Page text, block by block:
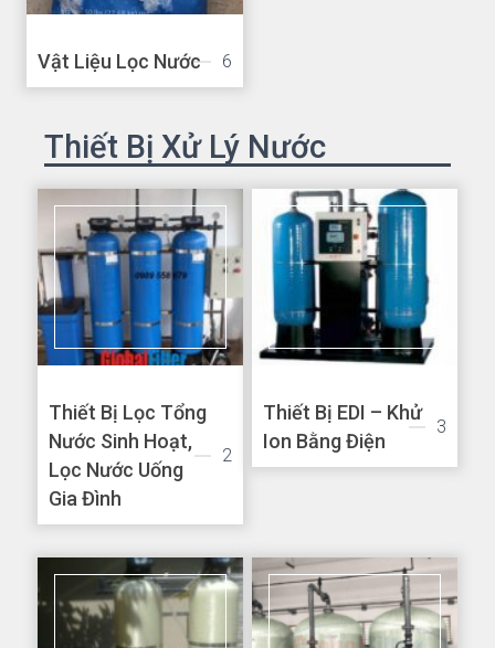
Vật Liệu Lọc Nước 6
Thiết Bị Xử Lý Nước
Thiết Bị Lọc Tổng
Nước Sinh Hoạt,
Lọc Nước Uống
Gia Đình
2
Thiết Bị EDI – Khử
Ion Bằng Điện
3